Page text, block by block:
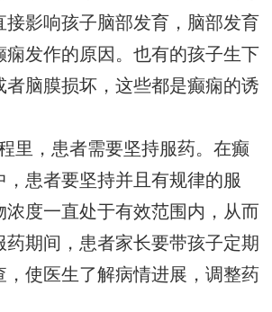
接影响孩子脑部发育，脑部发育
痫发作的原因。也有的孩子生下
者脑膜损坏，这些都是癫痫的诱
里，患者需要坚持服药。在癫
，患者要坚持并且有规律的服
浓度一直处于有效范围内，从而
药期间，患者家长要带孩子定期
，使医生了解病情进展，调整药